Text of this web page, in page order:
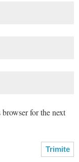
for the next